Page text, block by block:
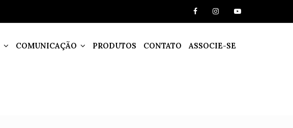
COMUNICAÇÃO PRODUTOS CONTATO ASSOCIE-SE